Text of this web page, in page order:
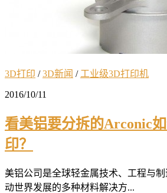
3D打印 /3D新闻 / 工业级3D打印机
2016/10/11
看美铝要分拆的Arconic
印？
美铝公司是全球轻金属技术、工程与
动世界发展的多种材料解决方...